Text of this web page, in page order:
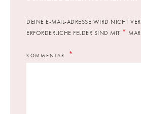
DEINE E-MAIL-ADRESSE WIRD NICHT
ERFORDERLICHE FELDER SIND MIT *
KOMMENTAR